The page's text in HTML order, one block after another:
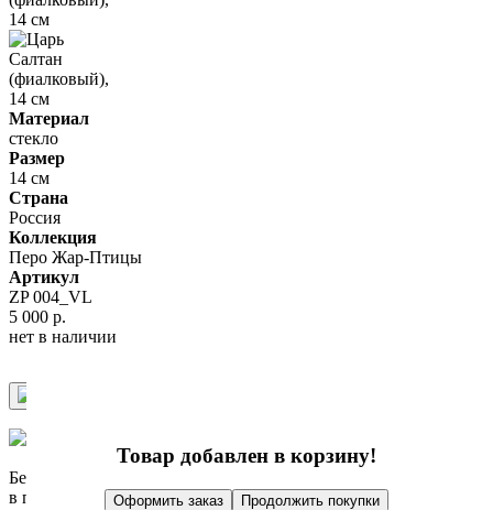
Материал
стекло
Размер
14 см
Страна
Россия
Коллекция
Перо Жар-Птицы
Артикул
ZP 004_VL
5 000 р.
нет в наличии
Бесплатно доставим при заказе от 10 000 р.
в пределах МКАД. За МКАД - от 100 р.
Товар добавлен в корзину!
Оформить заказ Продолжить покупки